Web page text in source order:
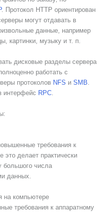
. Протокол HTTP ориентирован
могут отдавать в
данные, например
картинки, музыку и т. п.
дисковые разделы сервера
работать с
протоколов NFS и SMB.
интерфейс RPC.
требования к
это делает практически
большого числа
данных.
на компьютере
требования к аппаратному